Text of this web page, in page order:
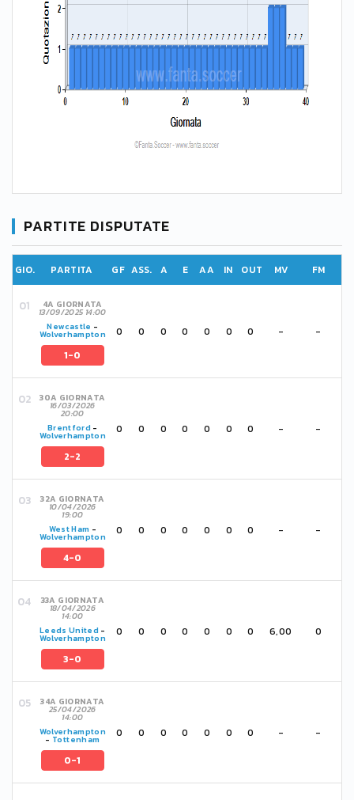
PARTITE DISPUTATE
GIO. PARTITA GF ASS. A E AA IN OUT MV FM
4A GIORNATA
13/09/2025 14:00
Newcastle -
Wolverhampton
1-0
0 0 0 0 0 0 0 - -
30A GIORNATA
16/03/2026
20:00
Brentford -
Wolverhampton
2-2
0 0 0 0 0 0 0 - -
32A GIORNATA
10/04/2026
19:00
West Ham -
Wolverhampton
4-0
0 0 0 0 0 0 0 - -
33A GIORNATA
18/04/2026
14:00
Leeds United -
Wolverhampton
3-0
0 0 0 0 0 0 0 6,00 0
34A GIORNATA
25/04/2026
14:00
Wolverhampton
- Tottenham
0-1
0 0 0 0 0 0 0 - -